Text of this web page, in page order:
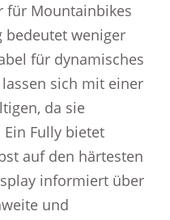
für Mountainbikes
bedeutet weniger
für dynamisches
sich mit einer
da sie
Fully bietet
auf den härtesten
informiert über
und